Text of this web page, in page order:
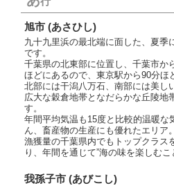
旭市 (あさひし)
九十九里浜の最北端に面した、夏季
です。
千葉県の北東部に位置し、千葉市か
ほどにあるので、東京駅から90分ほ
北部には干潟八万石、南部には美し
広大な穀倉地帯となだらかな丘陵地
す。
年間平均気温も15度と比較的温暖な
ん、畜産物の生産にも優れたエリア。
漁獲量の千葉県内でもトップクラス
り、年間を通じて”海の味を楽しむこ
我孫子市 (あびこし)